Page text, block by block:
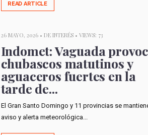
READ ARTICLE
26 MAYO, 2026 • DE INTERÉS• VIEWS: 73
Indomet: Vaguada
chubascos matutinos y
aguaceros fuertes en la
tarde de...
El Gran Santo Domingo y 11 provincias se
aviso y alerta meteorológica...